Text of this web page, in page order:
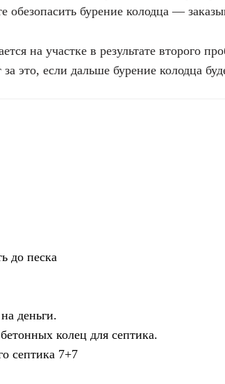
обезопасить бурение колодца —
на участке в результате второго
это, если дальше бурение колодца
до песка
деньги.
колец для септика.
септика 7+7